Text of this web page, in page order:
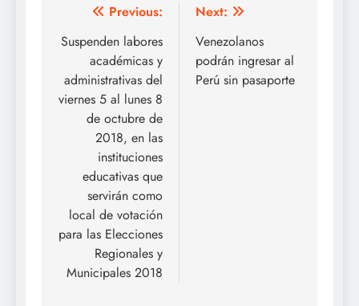
Navegación
de
entradas
Previous:
Suspenden labores
académicas y
administrativas del
viernes 5 al lunes 8
de octubre de
2018, en las
instituciones
educativas que
servirán como
local de votación
para las Elecciones
Regionales y
Municipales 2018
Next:
Venezolanos
podrán ingresar al
Perú sin pasaporte